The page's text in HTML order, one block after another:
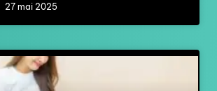
27 mai 2025